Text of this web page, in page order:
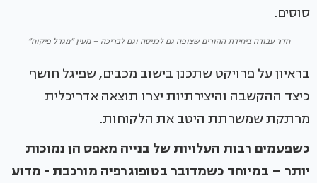
סוסים.
חדר עבודה ביחידת ההורים שצופה גם לכניסה וגם לבריכה – מעין “מגדל פיקוח”
בראיון על פרויקט שתכנן בישוב מכבים, שפיגל חושף
כיצד ההקשבה והיצירתיות יצרו תוצאה אדריכלית
מרתקת שמשרתת היטב את הלקוחות.
כשפעמים רבות העלויות של בנייה מאפס הן נמוכות
יותר – במיוחד כשמדובר בטופוגרפיה מורכבת - מדוע